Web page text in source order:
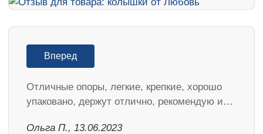
Вперед
Отличные опоры, легкие, крепкие, хорошо
упаковано, держут отлично, рекомендую и…
Ольга П., 13.06.2023